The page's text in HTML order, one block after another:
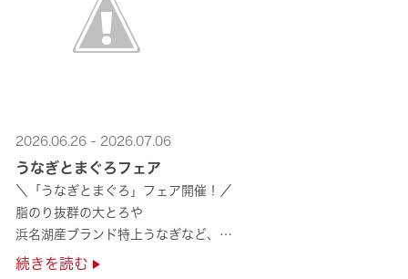
2026.06.26 - 2026.07.06
うなぎとまぐろフェア
＼「うなぎとまぐろ」フェア開催！／
脂のり抜群の大とろや
浜名湖産ブランド特上うなぎなど、
夏のスタミナ補給にぴったりのメニューが勢揃い✨
続きを読む